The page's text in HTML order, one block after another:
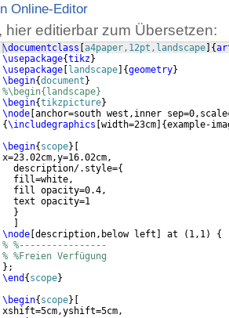
Online-Editor
hier editierbar zum Übersetzen:
\documentclass a4paper,12pt,landscape {
\usepackage{tikz}
\usepackage
landscape {geometry}
\begin{document }
%\begin{landscape}
\begin{tikzpicture}
\node anchor=south west,inner
{\includegraphics width=23cm {example-
\begin{ scope}
x=23.02cm,y=16.02cm,
  description/.style=
{
  fill=white,
  fill opacity=0.4,
  text opacity=1
}
\node description,below left at ( 1,1)
{
% %----------------
% %Freien Verfügung
} ;
\end { scope}
\begin{ scope}
xshift=5cm,yshift=5cm,